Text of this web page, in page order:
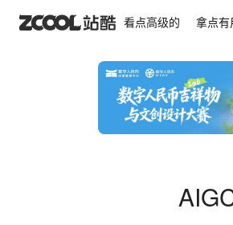
看点高级的 拿点有
AIGC赋能电商视频美妆（广